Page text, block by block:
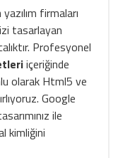
firmaları
tasarlayan
Profesyonel
içeriğinde
olarak Html5 ve
Google
ile
kimliğini
mu?